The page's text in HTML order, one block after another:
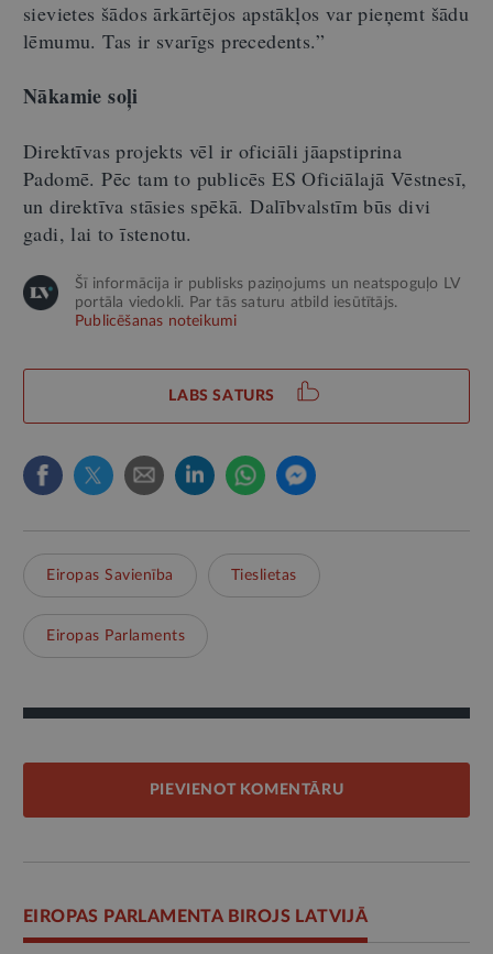
sievietes šādos ārkārtējos apstākļos var pieņemt šādu
lēmumu. Tas ir svarīgs precedents.”
Nākamie soļi
Direktīvas projekts vēl ir oficiāli jāapstiprina
Padomē. Pēc tam to publicēs ES Oficiālajā Vēstnesī,
un direktīva stāsies spēkā. Dalībvalstīm būs divi
gadi, lai to īstenotu.
Šī informācija ir publisks paziņojums un neatspoguļo LV
portāla viedokli. Par tās saturu atbild iesūtītājs.
Publicēšanas noteikumi
LABS SATURS
Eiropas Savienība Tieslietas
Eiropas Parlaments
PIEVIENOT KOMENTĀRU
EIROPAS PARLAMENTA BIROJS LATVIJĀ